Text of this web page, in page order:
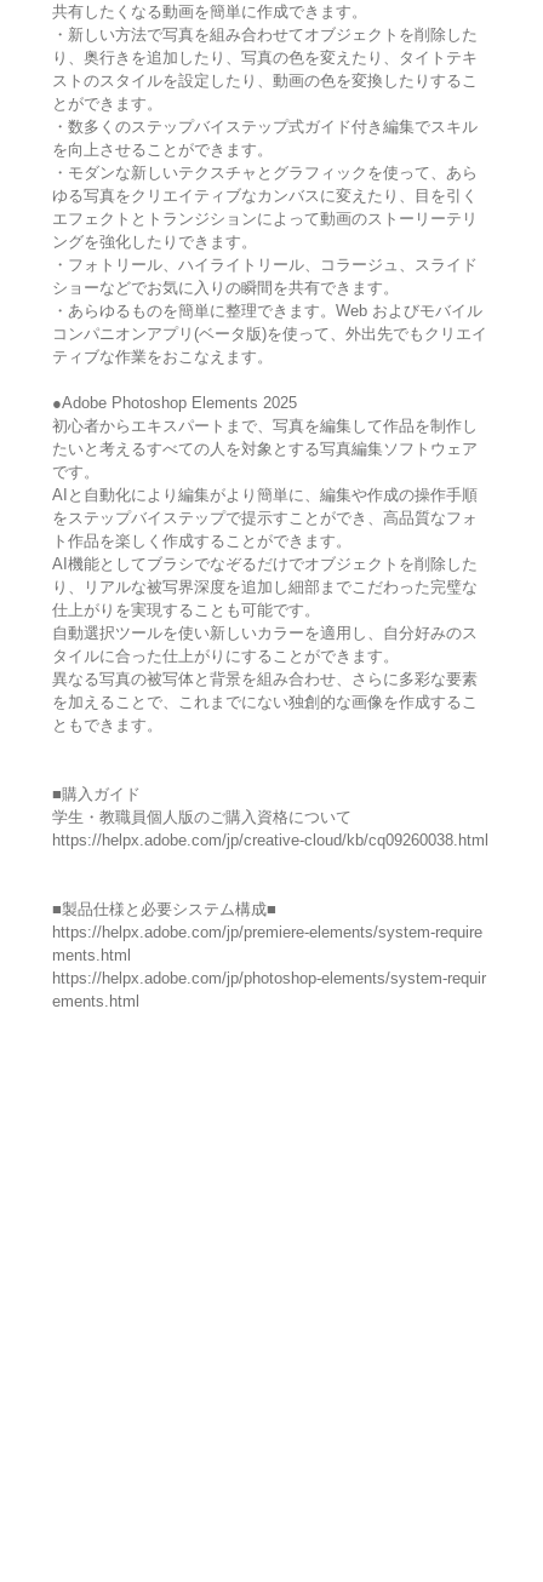
共有したくなる動画を簡単に作成できます。
・新しい方法で写真を組み合わせてオブジェクトを削除した
り、奥行きを追加したり、写真の色を変えたり、タイトテキ
ストのスタイルを設定したり、動画の色を変換したりするこ
とができます。
・数多くのステップバイステップ式ガイド付き編集でスキル
を向上させることができます。
・モダンな新しいテクスチャとグラフィックを使って、あら
ゆる写真をクリエイティブなカンバスに変えたり、目を引く
エフェクトとトランジションによって動画のストーリーテリ
ングを強化したりできます。
・フォトリール、ハイライトリール、コラージュ、スライド
ショーなどでお気に入りの瞬間を共有できます。
・あらゆるものを簡単に整理できます。Web およびモバイル
コンパニオンアプリ(ベータ版)を使って、外出先でもクリエイ
ティブな作業をおこなえます。
●Adobe Photoshop Elements 2025
初心者からエキスパートまで、写真を編集して作品を制作し
たいと考えるすべての人を対象とする写真編集ソフトウェア
です。
AIと自動化により編集がより簡単に、編集や作成の操作手順
をステップバイステップで提示すことができ、高品質なフォ
ト作品を楽しく作成することができます。
AI機能としてブラシでなぞるだけでオブジェクトを削除した
り、リアルな被写界深度を追加し細部までこだわった完璧な
仕上がりを実現することも可能です。
自動選択ツールを使い新しいカラーを適用し、自分好みのス
タイルに合った仕上がりにすることができます。
異なる写真の被写体と背景を組み合わせ、さらに多彩な要素
を加えることで、これまでにない独創的な画像を作成するこ
ともできます。
■購入ガイド
学生・教職員個人版のご購入資格について
https://helpx.adobe.com/jp/creative-cloud/kb/cq09260038.html
■製品仕様と必要システム構成■
https://helpx.adobe.com/jp/premiere-elements/system-require
ments.html
https://helpx.adobe.com/jp/photoshop-elements/system-requir
ements.html